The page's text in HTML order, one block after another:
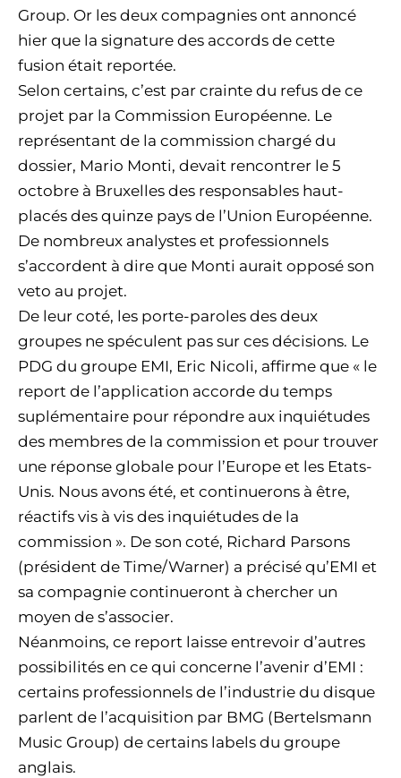
Group. Or les deux compagnies ont annoncé
hier que la signature des accords de cette
fusion était reportée.
Selon certains, c’est par crainte du refus de ce
projet par la Commission Européenne. Le
représentant de la commission chargé du
dossier, Mario Monti, devait rencontrer le 5
octobre à Bruxelles des responsables haut-
placés des quinze pays de l’Union Européenne.
De nombreux analystes et professionnels
s’accordent à dire que Monti aurait opposé son
veto au projet.
De leur coté, les porte-paroles des deux
groupes ne spéculent pas sur ces décisions. Le
PDG du groupe EMI, Eric Nicoli, affirme que « le
report de l’application accorde du temps
suplémentaire pour répondre aux inquiétudes
des membres de la commission et pour trouver
une réponse globale pour l’Europe et les Etats-
Unis. Nous avons été, et continuerons à être,
réactifs vis à vis des inquiétudes de la
commission ». De son coté, Richard Parsons
(président de Time/Warner) a précisé qu’EMI et
sa compagnie continueront à chercher un
moyen de s’associer.
Néanmoins, ce report laisse entrevoir d’autres
possibilités en ce qui concerne l’avenir d’EMI :
certains professionnels de l’industrie du disque
parlent de l’acquisition par BMG (Bertelsmann
Music Group) de certains labels du groupe
anglais.